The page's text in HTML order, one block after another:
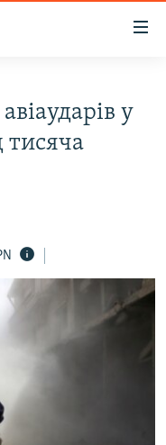
у
тисяча